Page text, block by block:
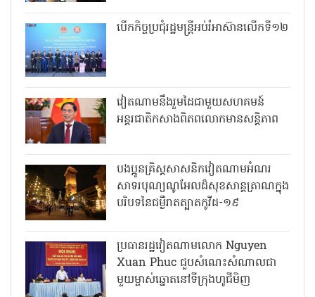
បើកកិច្ចប្រជុំរដ្ឋមន្ត្រីអប់រំអាស៊ានលើកទី១២
វៀតណាមនឹងរួមដៃជាមួយសហគមន៍
អន្តរជាតិកសាងពិភពលោកមានសន្តិភាព
បងប្អូនគ្រិស្តសាសនិកវៀតណាមអំណរ
សាទរបុណ្យណូអែលដ៏សុខសាន្តត្រាណក្នុង
បរិបទនៃជម្ងឺរាតត្បាតកូវីដ-១៩
ប្រធានរដ្ឋវៀតណាមលោក Nguyen
Xuan Phuc ជួបសំណេះសំណាលជា
មួយម្ចាស់ឆ្នោតនៅទីក្រុងហូជីមិញ